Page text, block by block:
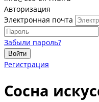
Авторизация
Электронная почта
Забыли пароль?
Войти
Регистрация
Сосна